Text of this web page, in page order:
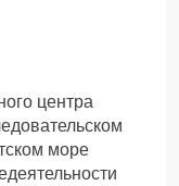
центра
море